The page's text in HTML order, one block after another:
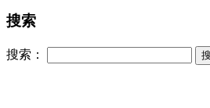
搜索
搜索：